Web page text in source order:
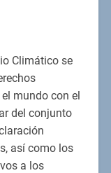
Climático se
mundo con el
del conjunto
así como los
a los